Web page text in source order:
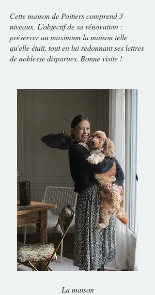
Cette maison de Poitiers comprend 3
niveaux. L'objectif de sa rénovation :
préserver au maximum la maison telle
qu'elle était, tout en lui redonnant ses lettres
de noblesse disparues. Bonne visite !
La maison